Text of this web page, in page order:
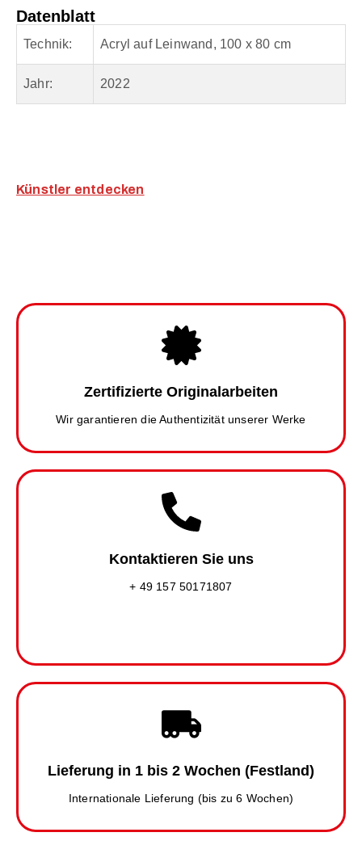
Datenblatt
Technik: Acryl auf Leinwand, 100 x 80 cm
Jahr: 2022
Künstler entdecken
Zertifizierte Originalarbeiten
Wir garantieren die Authentizität unserer Werke
Kontaktieren Sie uns
+ 49 157 50171807
Lieferung in 1 bis 2 Wochen (Festland)
Internationale Lieferung (bis zu 6 Wochen)